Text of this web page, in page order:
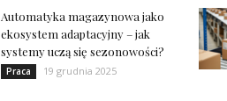
Automatyka magazynowa jako
ekosystem adaptacyjny – jak
systemy uczą się sezonowości?
Praca 19 grudnia 2025